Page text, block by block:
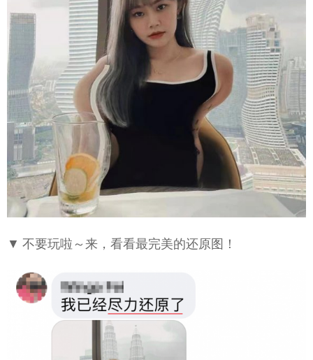
▼ 不要玩啦～来，看看最完美的还原图！